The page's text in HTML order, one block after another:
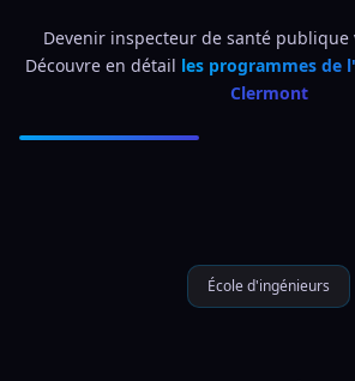
Devenir inspecteur de santé publique
Découvre en détail les programmes de
Clermont
École d'ingénieurs